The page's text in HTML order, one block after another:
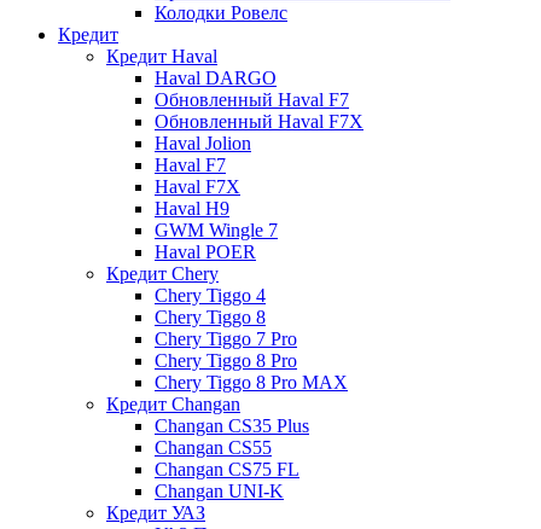
Колодки Ровелс
Кредит
Кредит Haval
Haval DARGO
Обновленный Haval F7
Обновленный Haval F7X
Haval Jolion
Haval F7
Haval F7X
Haval H9
GWM Wingle 7
Haval POER
Кредит Chery
Chery Tiggo 4
Chery Tiggo 8
Chery Tiggo 7 Pro
Chery Tiggo 8 Pro
Chery Tiggo 8 Pro MAX
Кредит Changan
Changan CS35 Plus
Changan CS55
Changan CS75 FL
Changan UNI-K
Кредит УАЗ